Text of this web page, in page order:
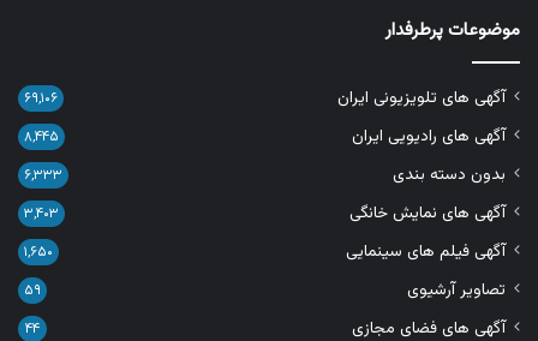
موضوعات پرطرفدار
آگهی های تلویزیونی ایران ۶۹,۱۰۶
آگهی های رادیویی ایران ۸,۴۴۵
بدون دسته بندی ۶,۳۳۳
آگهی های نمایش خانگی ۳,۴۰۳
آگهی فیلم های سینمایی ۱,۶۵۰
تصاویر آرشیوی ۵۹
آگهی های فضای مجازی ۴۴